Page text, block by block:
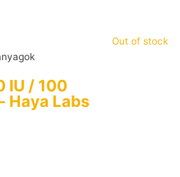
Out of stock
IU / 100
Haya Labs